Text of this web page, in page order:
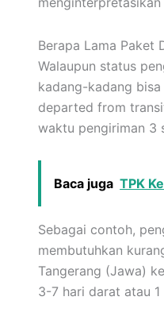
Berapa Lama Paket
Walaupun status
kadang-kadang
departed from
waktu pengiriman 3
Baca juga TPK
Sebagai contoh,
membutuhkan
Tangerang (Jawa)
3-7 hari darat atau 1